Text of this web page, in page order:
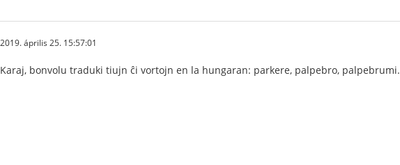
2019. április 25. 15:57:01
Karaj, bonvolu traduki tiujn ĉi vortojn en la hungaran: parkere, palpebro, palpebrumi.